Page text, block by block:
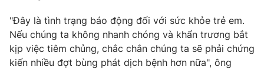
Sản phẩm
Thị trường
Tư vấn
Giao lưu trực tuyến
Lịch phát sóng
"Đây là tình trạng báo động đối với sức khỏe trẻ em.
Nếu chúng ta không nhanh chóng và khẩn trương bắt
kịp việc tiêm chủng, chắc chắn chúng ta sẽ phải chứng
kiến nhiều đợt bùng phát dịch bệnh hơn nữa", ông